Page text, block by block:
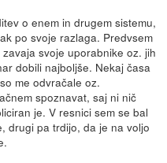
o enem in drugem sistemu,
po svoje razlaga. Predvsem
svoje uporabnike oz. jih
dobili najboljše. Nekaj časa
me odvračale oz.
spoznavat, saj ni nič
je. V resnici sem se bal
drugi pa trdijo, da je na voljo